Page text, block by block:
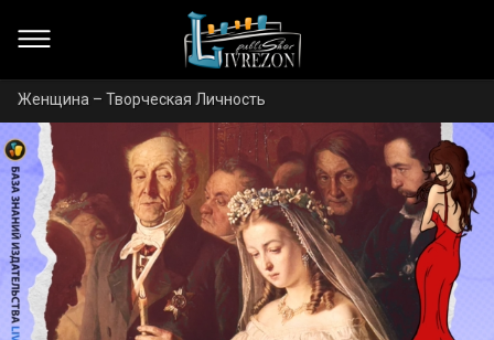
Женщина – Творческая Личность